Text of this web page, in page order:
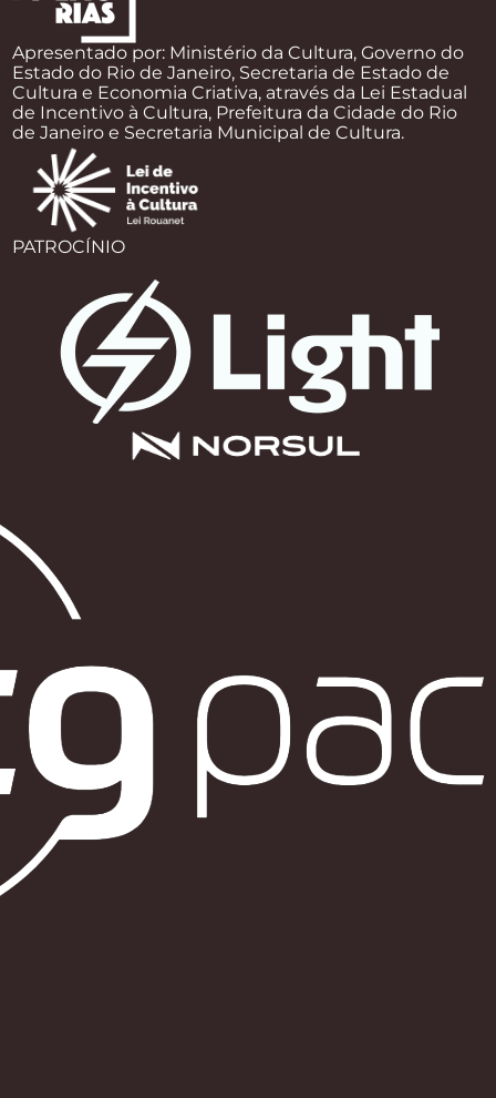
Apresentado por: Ministério da Cultura, Governo do
Estado do Rio de Janeiro, Secretaria de Estado de
Cultura e Economia Criativa, através da Lei Estadual
de Incentivo à Cultura, Prefeitura da Cidade do Rio
de Janeiro e Secretaria Municipal de Cultura.
PATROCÍNIO